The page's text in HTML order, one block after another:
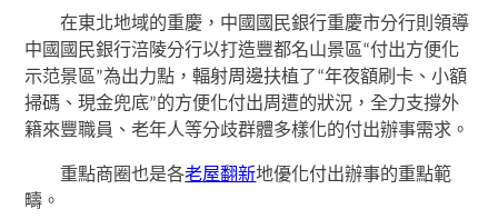
在東北地域的重慶，中國國民銀行重慶市分行則領導
中國國民銀行涪陵分行以打造豐都名山景區“付出方便化
示范景區”為出力點，輻射周邊扶植了“年夜額刷卡、小額
掃碼、現金兜底”的方便化付出周遭的狀況，全力支撐外
籍來豐職員、老年人等分歧群體多樣化的付出辦事需求。
重點商圈也是各老屋翻新地優化付出辦事的重點範
疇。